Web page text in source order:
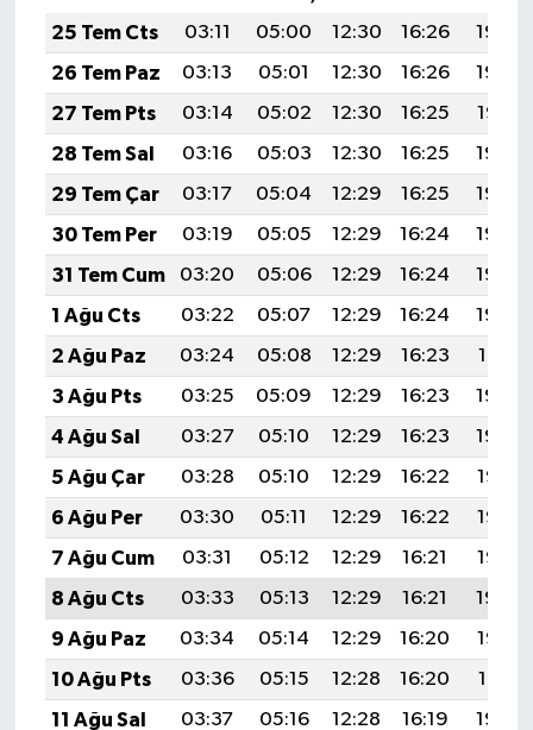
25 Tem Cts
03:11 05:00 12:30 16:26
19:49
26 Tem Paz
03:13 05:01 12:30 16:26
19:48
27 Tem Pts
03:14 05:02 12:30 16:25
19:47
28 Tem Sal
03:16 05:03 12:30 16:25
19:46
29 Tem Çar
03:17 05:04 12:29 16:25
19:45
30 Tem Per
03:19 05:05 12:29 16:24
19:44
31 Tem Cum
03:20 05:06 12:29 16:24
19:43
1 Ağu Cts
03:22 05:07 12:29 16:24
19:42
2 Ağu Paz
03:24 05:08 12:29 16:23
19:41
3 Ağu Pts
03:25 05:09 12:29 16:23
19:40
4 Ağu Sal
03:27 05:10 12:29 16:23
19:39
5 Ağu Çar
03:28 05:10 12:29 16:22
19:38
6 Ağu Per
03:30 05:11 12:29 16:22
19:36
7 Ağu Cum
03:31 05:12 12:29 16:21
19:35
8 Ağu Cts
03:33 05:13 12:29 16:21
19:34
9 Ağu Paz
03:34 05:14 12:29 16:20
19:33
10 Ağu Pts
03:36 05:15 12:28 16:20
19:31
11 Ağu Sal
03:37 05:16 12:28 16:19
19:30